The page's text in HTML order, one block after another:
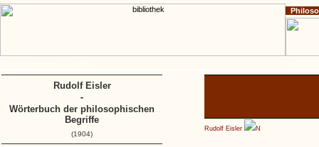
Rudolf Eisler N
Rudolf Eisler
-
Wörterbuch der philosophischen
Begriffe
(1904)